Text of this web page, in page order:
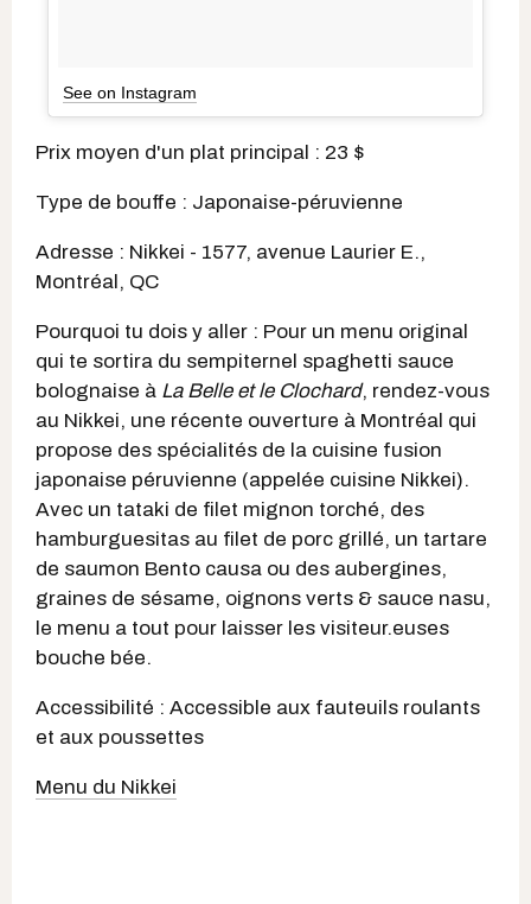
See on Instagram
Prix moyen d'un plat principal : 23 $
Type de bouffe : Japonaise-péruvienne
Adresse : Nikkei - 1577, avenue Laurier E.,
Montréal, QC
Pourquoi tu dois y aller : Pour un menu original
qui te sortira du sempiternel spaghetti sauce
bolognaise à La Belle et le Clochard, rendez-vous
au Nikkei, une récente ouverture à Montréal qui
propose des spécialités de la cuisine fusion
japonaise péruvienne (appelée cuisine Nikkei).
Avec un tataki de filet mignon torché, des
hamburguesitas au filet de porc grillé, un tartare
de saumon Bento causa ou des aubergines,
graines de sésame, oignons verts & sauce nasu,
le menu a tout pour laisser les visiteur.euses
bouche bée.
Accessibilité : Accessible aux fauteuils roulants
et aux poussettes
Menu du Nikkei